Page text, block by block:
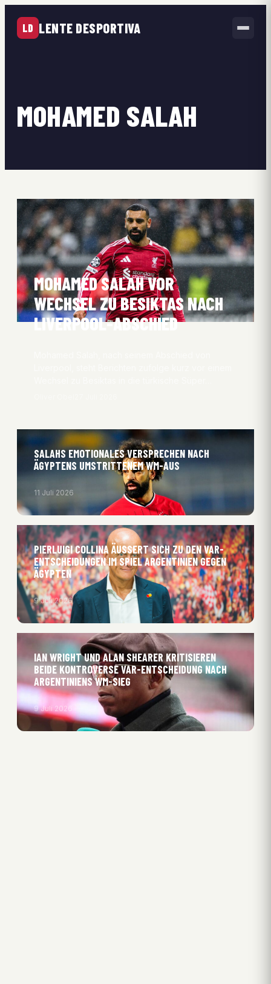
LD LENTE DESPORTIVA
MOHAMED SALAH
MOHAMED SALAH VOR
WECHSEL ZU BESIKTAS NACH
LIVERPOOL-ABSCHIED
SALAHS EMOTIONALES VERSPRECHEN NACH
ÄGYPTENS UMSTRITTENEM WM-AUS
11 Juli 2026
PIERLUIGI COLLINA ÄUSSERT SICH ZU DEN VAR-E
NTSCHEIDUNGEN IM SPIEL ARGENTINIEN GEGEN Ä
GYPTEN
9 Juli 2026
IAN WRIGHT UND ALAN SHEARER KRITISIEREN
BEIDE KONTROVERSE VAR-ENTSCHEIDUNG NACH
ARGENTINIENS WM-SIEG
9 Juli 2026